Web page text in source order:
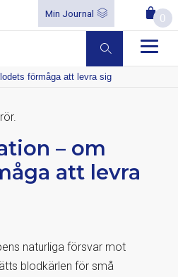
Min Journal 0
förmåga att levra sig
– om
att levra
naturliga försvar mot
blodkärlen för små